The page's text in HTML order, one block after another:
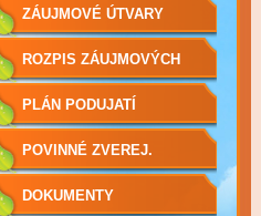
ZÁUJMOVÉ ÚTVARY
ROZPIS ZÁUJMOVÝCH
ÚTVAROV
PLÁN PODUJATÍ
POVINNÉ ZVEREJ.
DOKUMENTY